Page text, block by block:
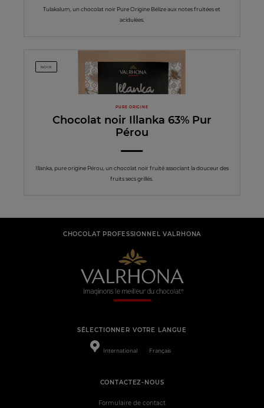
Tulakalum, un chocolat noir Pure Origine Bélize aux notes fruitées et
acidulées.
NOIR
PURE ORIGINE
Chocolat noir Illanka 63% Pur
Pérou
Illanka, pure origine Pérou, un chocolat noir fruité associant la douceur des
fruits secs grillés.
CHOCOLAT PROFESSIONNEL VALRHONA
SÉLECTIONNER VOTRE LANGUE
International Français
CONTACTEZ-NOUS
Formulaire de contact